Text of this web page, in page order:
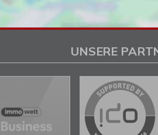
UNSERE